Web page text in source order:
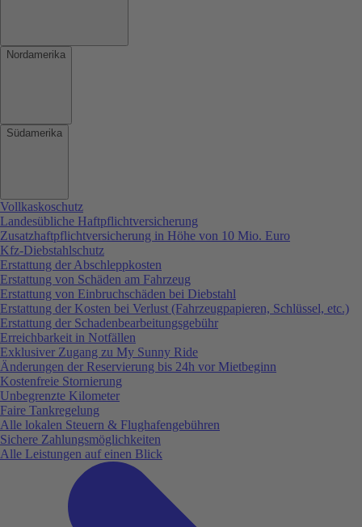
Nordamerika
Südamerika
Vollkaskoschutz
Landesübliche Haftpflichtversicherung
Zusatzhaftpflichtversicherung in Höhe von 10 Mio. Euro
Kfz-Diebstahlschutz
Erstattung der Abschleppkosten
Erstattung von Schäden am Fahrzeug
Erstattung von Einbruchschäden bei Diebstahl
Erstattung der Kosten bei Verlust (Fahrzeugpapieren, Schlüssel, etc.)
Erstattung der Schadenbearbeitungsgebühr
Erreichbarkeit in Notfällen
Exklusiver Zugang zu My Sunny Ride
Änderungen der Reservierung bis 24h vor Mietbeginn
Kostenfreie Stornierung
Unbegrenzte Kilometer
Faire Tankregelung
Alle lokalen Steuern & Flughafengebühren
Sichere Zahlungsmöglichkeiten
Alle Leistungen auf einen Blick